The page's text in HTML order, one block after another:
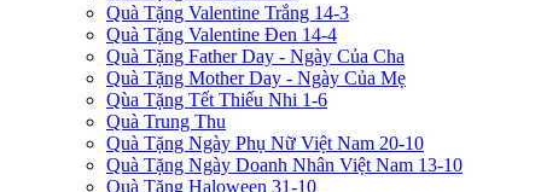
Quà Tặng Valentine Trắng 14-3
Quà Tặng Valentine Đen 14-4
Quà Tặng Father Day - Ngày Của Cha
Quà Tặng Mother Day - Ngày Của Mẹ
Qùa Tặng Tết Thiếu Nhi 1-6
Quà Trung Thu
Quà Tặng Ngày Phụ Nữ Việt Nam 20-10
Quà Tặng Ngày Doanh Nhân Việt Nam 13-10
Quà Tặng Haloween 31-10